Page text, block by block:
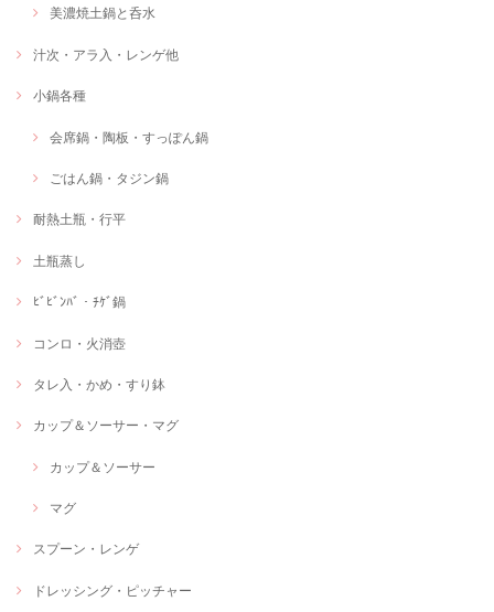
美濃焼土鍋と呑水
汁次・アラ入・レンゲ他
小鍋各種
会席鍋・陶板・すっぽん鍋
ごはん鍋・タジン鍋
耐熱土瓶・行平
土瓶蒸し
ﾋﾞﾋﾞﾝﾊﾞ・ﾁｹﾞ鍋
コンロ・火消壺
タレ入・かめ・すり鉢
カップ＆ソーサー・マグ
カップ＆ソーサー
マグ
スプーン・レンゲ
ドレッシング・ピッチャー